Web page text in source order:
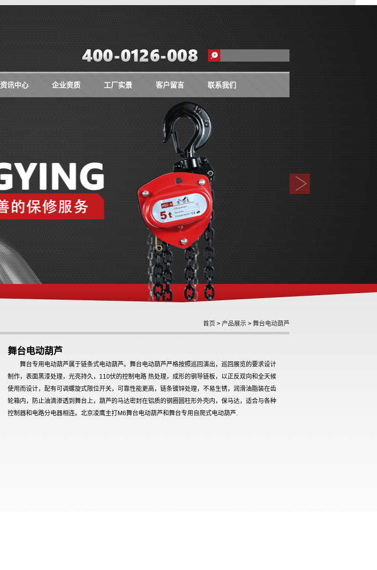
资讯中心 企业资质 工厂实景 客户留言 联系我们
首页 > 产品展示 > 舞台电动葫芦
舞台电动葫芦
舞台专用电动葫芦属于链条式电动葫芦。舞台电动葫芦严格按照巡回演出，巡回展览的要求设计
制作，表面黑漆处理，光亮持久，110伏的控制电路 热处理，成形的钢导链板，以正反双向和全天候
使用而设计，配有可调螺旋式限位开关，可靠性能更高，链条镀锌处理，不易生锈，润滑油脂装在齿
轮箱内，防止油滴渗透到舞台上，葫芦的马达密封在铝质的钢圈圆柱形外壳内，保马达，适合与各种
控制器和电路分电器相连。北京凌鹰主打M6舞台电动葫芦和舞台专用自爬式电动葫芦.